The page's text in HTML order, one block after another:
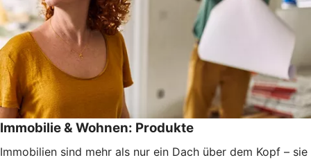
Immobilie & Wohnen: Produkte
Immobilien sind mehr als nur ein Dach über dem Kopf – sie